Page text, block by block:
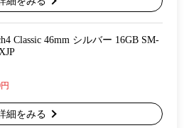
Classic 46mm シルバー 16GB SM-
細をみる